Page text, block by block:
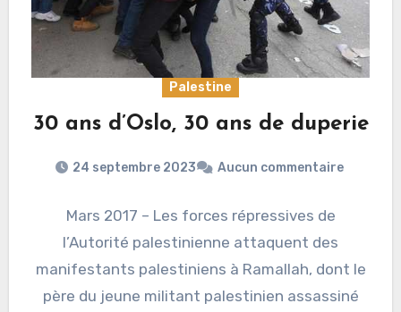
Palestine
30 ans d’Oslo, 30 ans de duperie
24 septembre 2023 Aucun commentaire
Mars 2017 – Les forces répressives de
l’Autorité palestinienne attaquent des
manifestants palestiniens à Ramallah, dont le
père du jeune militant palestinien assassiné